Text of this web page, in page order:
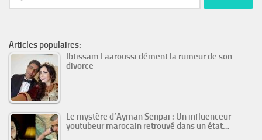
Articles populaires:
Ibtissam Laaroussi dément la rumeur de son
divorce
Le mystère d’Ayman Senpai : Un influenceur
youtubeur marocain retrouvé dans un état…